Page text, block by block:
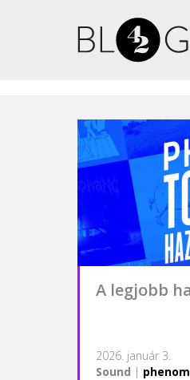
A legjobb
2026. január 3.
Sound |